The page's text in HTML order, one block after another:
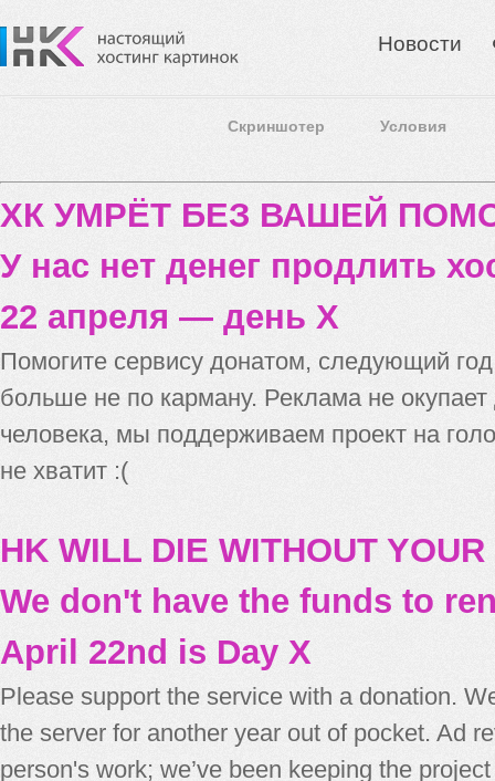
Новости
Скриншотер Условия
ХК УМРЁТ БЕЗ ВАШЕЙ
У нас нет денег продлить
22 апреля — день X
Помогите сервису донатом, следующий
больше не по карману. Реклама не
человека, мы поддерживаем проект на
не хватит :(
HK WILL DIE WITHOUT
We don't have the funds to
April 22nd is Day X
Please support the service with a donation.
the server for another year out of pocket. Ad
person's work; we’ve been keeping the